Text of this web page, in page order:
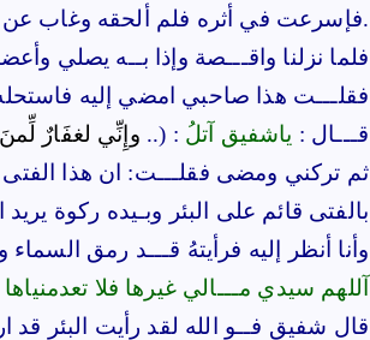
فإسرعت في أثره فلم ألحقه وغاب عن عيني.
فلما نزلنا واقـــصة وإذا بــه يصلي
فقلـــت هذا صاحبي امضي إليه
قـــال : ياشفيق آتلُ : (.. وإِنِّي لغفَارٌ
ثم تركني ومضى فقلـــت: ان هذا الفتى
بالفتى قائم على البئر وبـيده ركوة
وأنا أنظر إليه فرأيتهُ قـــد رمق
آللهم سيدي مـــالي غيرها فلا تعدمنياها
قال شفيق فــو الله لقد رأيت البئر قد